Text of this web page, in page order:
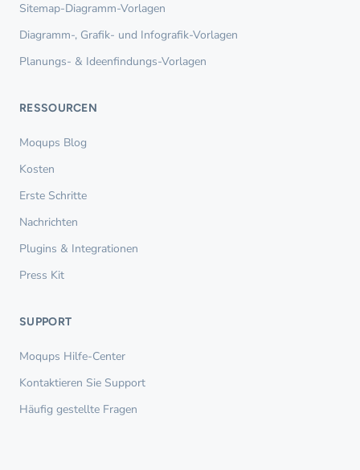
Sitemap-Diagramm-Vorlagen
Diagramm-, Grafik- und Infografik-Vorlagen
Planungs- & Ideenfindungs-Vorlagen
RESSOURCEN
Moqups Blog
Kosten
Erste Schritte
Nachrichten
Plugins & Integrationen
Press Kit
SUPPORT
Moqups Hilfe-Center
Kontaktieren Sie Support
Häufig gestellte Fragen